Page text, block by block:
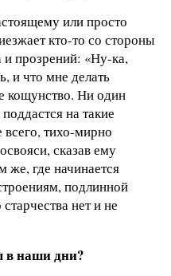
или просто
кто-то со стороны
и прозрений: «Ну-ка,
и что мне делать
кощунство. Ни один
на такие
всего, тихо-мирно
сказав ему
же, где начинается
подлинной
нет и не
в наши дни?